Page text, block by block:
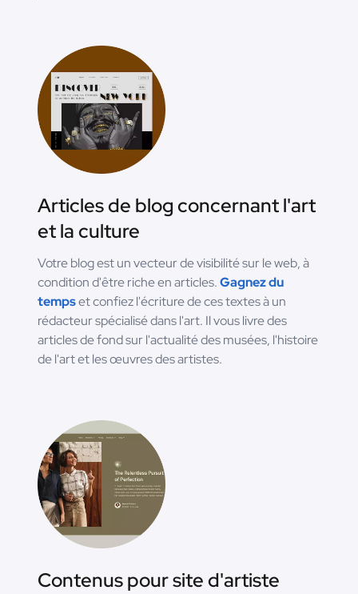
Articles de blog concernant l'art
et la culture
Votre blog est un vecteur de visibilité sur le web, à
condition d'être riche en articles.Gagnez du
tempset confiez l'écriture de ces textes à un
rédacteur spécialisé dans l'art. Il vous livre des
articles de fond sur l'actualité des musées, l'histoire
de l'art et les œuvres des artistes.
Contenus pour site d'artiste